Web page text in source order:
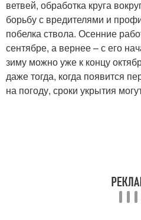
ветвей, обработка круга
борьбу с вредителями и
побелка ствола. Осенние
сентябре, а вернее – с его
зиму можно уже к концу
даже тогда, когда появится
на погоду, сроки укрытия